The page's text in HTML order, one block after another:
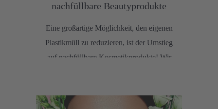
nachfüllbare Beautyprodukte
Eine großartige Möglichkeit, den eigenen
Plastikmüll zu reduzieren, ist der Umstieg
auf nachfüllbare Kosmetikprodukte! Wir